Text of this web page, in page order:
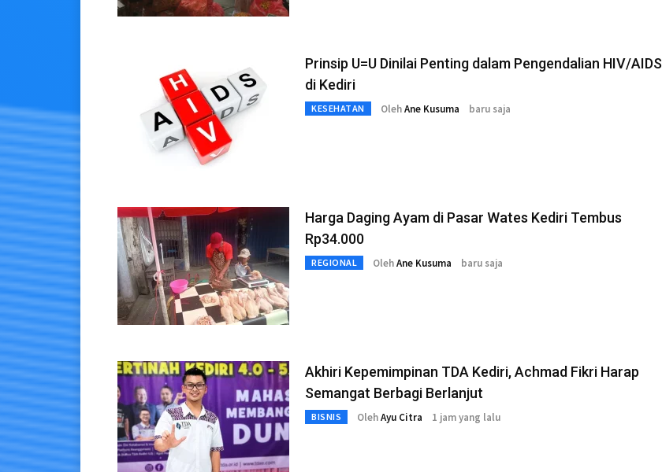
Prinsip U=U Dinilai Penting dalam Pengendalian HIV/AIDS
di Kediri
KESEHATAN OlehAne Kusuma baru saja
Harga Daging Ayam di Pasar Wates Kediri Tembus
Rp34.000
REGIONAL OlehAne Kusuma baru saja
Akhiri Kepemimpinan TDA Kediri, Achmad Fikri Harap
Semangat Berbagi Berlanjut
BISNIS OlehAyu Citra 1 jam yang lalu